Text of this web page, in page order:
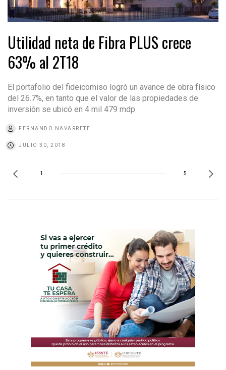
Utilidad neta de Fibra PLUS crece
63% al 2T18
El portafolio del fideicomiso logró un avance de obra físico
del 26.7%, en tanto que el valor de las propiedades de
inversión se ubicó en 4 mil 479 mdp
FERNANDO NAVARRETE
JULIO 30, 2018
1 5